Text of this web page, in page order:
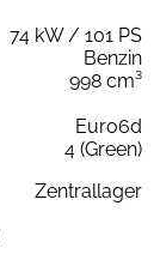
74 kW / 101 PS
Benzin
998 cm³
Euro6d
4 (Green)
Zentrallager